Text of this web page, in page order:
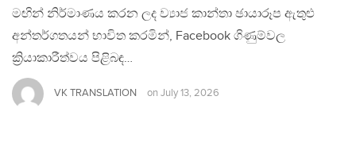
මඟින් නිර්මාණය කරන ලද ව්‍යාජ කාන්තා ඡායාරූප ඇතුළු
අන්තර්ගතයන් භාවිත කරමින්, Facebook ගිණුම්වල
ක්‍රියාකාරීත්වය පිළිබඳ…
VK TRANSLATION on July 13, 2026